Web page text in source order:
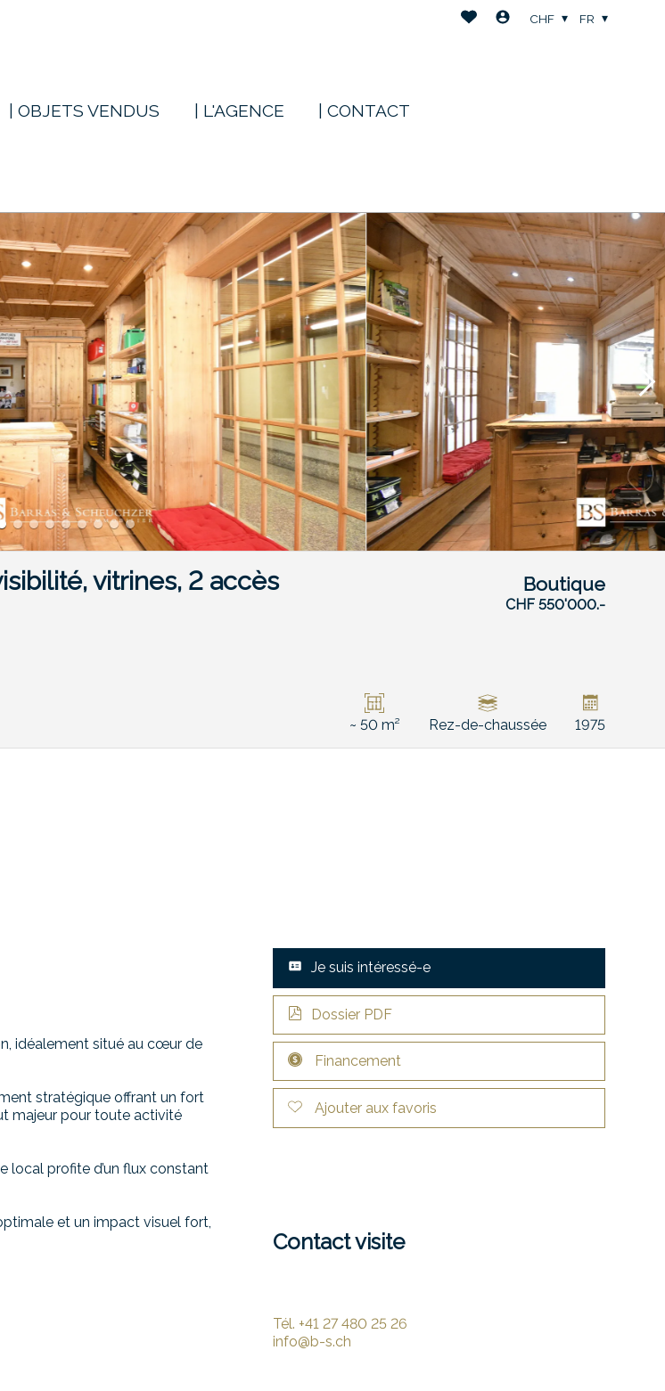
| OBJETS VENDUS | L'AGENCE | CONTACT
CHF FR
vitrines, 2 accès Boutique
CHF 550'000.-
~ 50 m²
Rez-de-chaussée 1975
idéalement situé au cœur de
stratégique offrant un fort
majeur pour toute activité
local profite d’un flux constant
et un impact visuel fort,
Je suis intéressé-e
Dossier PDF
Financement
Ajouter aux favoris
Contact visite
Tél. +41 27 480 25 26
info@b-s.ch